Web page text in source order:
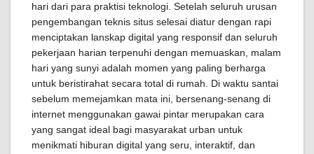
hari dari para praktisi teknologi. Setelah seluruh urusan
pengembangan teknis situs selesai diatur dengan rapi
menciptakan lanskap digital yang responsif dan seluruh
pekerjaan harian terpenuhi dengan memuaskan, malam
hari yang sunyi adalah momen yang paling berharga
untuk beristirahat secara total di rumah. Di waktu santai
sebelum memejamkan mata ini, bersenang-senang di
internet menggunakan gawai pintar merupakan cara
yang sangat ideal bagi masyarakat urban untuk
menikmati hiburan digital yang seru, interaktif, dan